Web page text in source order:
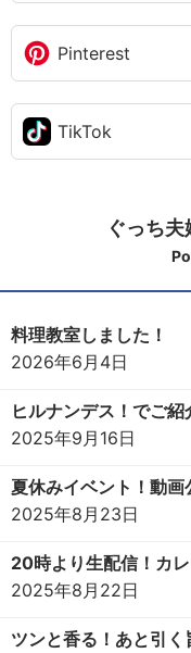
Pinterest
TikTok
ぐっち
料理教室しました！
2026年6月4日
ヒルナンデス！でご
2025年9月16日
夏休みイベント！動画
2025年8月23日
20時より生配信！カレ
2025年8月22日
ツンと香る！あと引く